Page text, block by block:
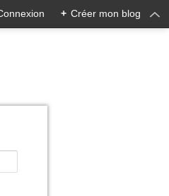
+ Créer mon blog